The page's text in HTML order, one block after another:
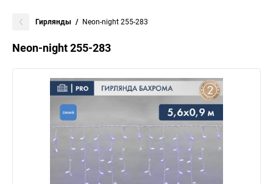
Гирлянды Neon-night 255-283
Neon-night 255-283